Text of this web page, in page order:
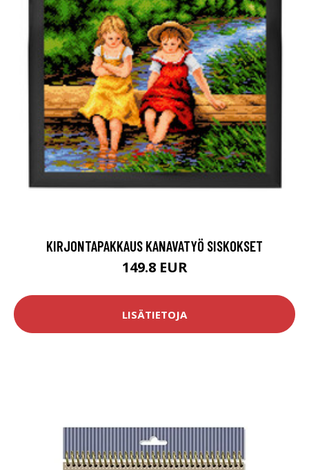
KIRJONTAPAKKAUS KANAVATYÖ SISKOKSET
149.8 EUR
LISÄTIETOJA